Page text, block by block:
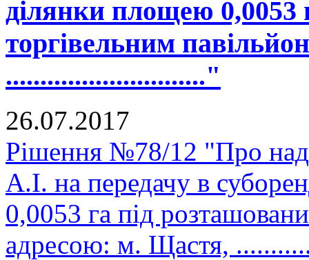
ділянки площею 0,0053
торгівельним
............................."
26.07.2017
Рішення №78/12 "Про
А.І. на передачу в
0,0053 га під
адресою: м. Щастя,